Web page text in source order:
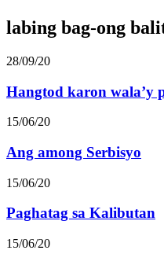
labing bag-ong
28/09/20
Hangtod karon wala’y
15/06/20
Ang among Serbisyo
15/06/20
Paghatag sa Kalibutan
15/06/20